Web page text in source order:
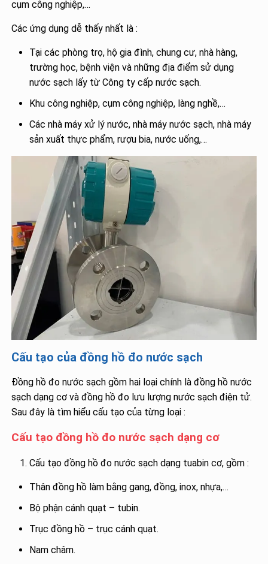
cụm công nghiệp,…
Các ứng dụng dễ thấy nhất là :
Tại các phòng trọ, hộ gia đình, chung cư, nhà hàng,
trường học, bệnh viện và những địa điểm sử dụng
nước sạch lấy từ Công ty cấp nước sạch.
Khu công nghiệp, cụm công nghiệp, làng nghề,…
Các nhà máy xử lý nước, nhà máy nước sạch, nhà máy
sản xuất thực phẩm, rượu bia, nước uống,…
Cấu tạo của đồng hồ đo nước sạch
Đồng hồ đo nước sạch gồm hai loại chính là đồng hồ nước
sạch dạng cơ và đồng hồ đo lưu lượng nước sạch điện tử.
Sau đây là tìm hiểu cấu tạo của từng loại :
Cấu tạo đồng hồ đo nước sạch dạng cơ
Cấu tạo đồng hồ đo nước sạch dạng tuabin cơ, gồm :
Thân đồng hồ làm bằng gang, đồng, inox, nhựa,…
Bộ phận cánh quạt – tubin.
Trục đồng hồ – trục cánh quạt.
Nam châm.